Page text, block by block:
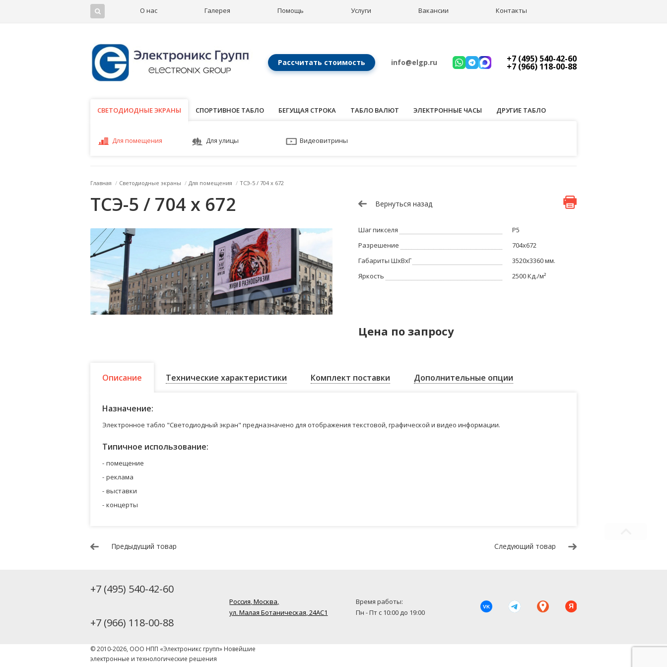
О нас Галерея Помощь Услуги Вакансии Контакты
Рассчитать стоимость info@elgp.ru +7 (495) 540-42-60
+7 (966) 118-00-88
СВЕТОДИОДНЫЕ ЭКРАНЫ
СВЕТОДИОДНЫЕ ЭКРАНЫ СПОРТИВНОЕ ТАБЛО БЕГУЩАЯ СТРОКА ТАБЛО ВАЛЮТ ЭЛЕКТРОННЫЕ ЧАСЫ ДРУГИЕ ТАБЛО
Для помещения Для улицы Видеовитрины
Главная / Светодиодные экраны / Для помещения / ТСЭ-5 / 704 x 672
ТСЭ-5 / 704 x 672 Вернуться назад
Шаг пикселя
Р5
Разрешение
704x672
Габариты ШхВхГ
3520x3360 мм.
Яркость
2500 Кд./м²
Цена по запросу
Описание Технические характеристики Комплект поставки Дополнительные опции
Назначение:
Электронное табло "Светодиодный экран" предназначено для отображения текстовой, графической и видео информации.
Типичное использование:
помещение
реклама
выставки
концерты
Предыдущий товар Следующий товар
+7 (495) 540-42-60
+7 (966) 118-00-88
Россия, Москва,
ул. Малая Ботаническая, 24AC1
Время работы:
Пн - Пт с 10:00 до 19:00
VK Я
© 2010-2026, ООО НПП «Электроникс групп» Новейшие
электронные и технологические решения